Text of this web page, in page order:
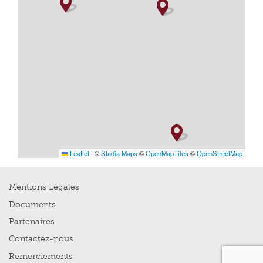
Leaflet | ©Stadia Maps ©OpenMapTiles ©OpenStreetMap
Mentions Légales
Documents
Partenaires
Contactez-nous
Remerciements